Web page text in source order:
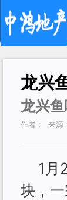
龙兴
龙兴
作者： 来源
1月
块，